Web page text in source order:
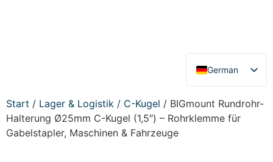
German
English
Start / Lager & Logistik / C-Kugel / BIGmount Rundrohr-
Halterung Ø25mm C-Kugel (1,5″) – Rohrklemme für
Gabelstapler, Maschinen & Fahrzeuge